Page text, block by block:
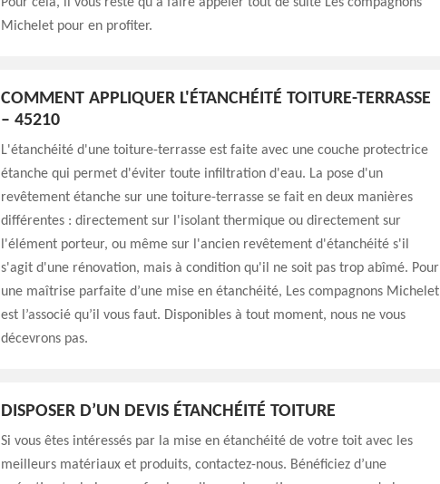
Michelet pour en profiter.
COMMENT APPLIQUER L'ÉTANCHÉITÉ TOITURE-TERRASSE
– 45210
L'étanchéité d'une toiture-terrasse est faite avec une couche protectrice
étanche qui permet d'éviter toute infiltration d'eau. La pose d'un
revêtement étanche sur une toiture-terrasse se fait en deux manières
différentes : directement sur l'isolant thermique ou directement sur
l'élément porteur, ou même sur l'ancien revêtement d'étanchéité s'il
s'agit d'une rénovation, mais à condition qu'il ne soit pas trop abîmé. Pour
une maîtrise parfaite d’une mise en étanchéité, Les compagnons Michelet
est l’associé qu’il vous faut. Disponibles à tout moment, nous ne vous
décevrons pas.
DISPOSER D’UN DEVIS ÉTANCHÉITÉ TOITURE
Si vous êtes intéressés par la mise en étanchéité de votre toit avec les
meilleurs matériaux et produits, contactez-nous. Bénéficiez d’une